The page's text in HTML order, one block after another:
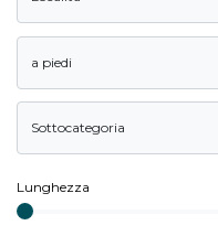
a piedi
Sottocategoria
Lunghezza